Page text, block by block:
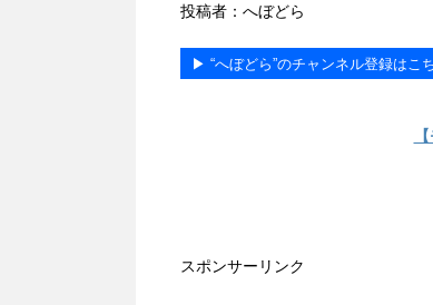
投稿者：へぼどら
▶︎ “へぼどら”のチャンネル登録はこ
スポンサーリンク